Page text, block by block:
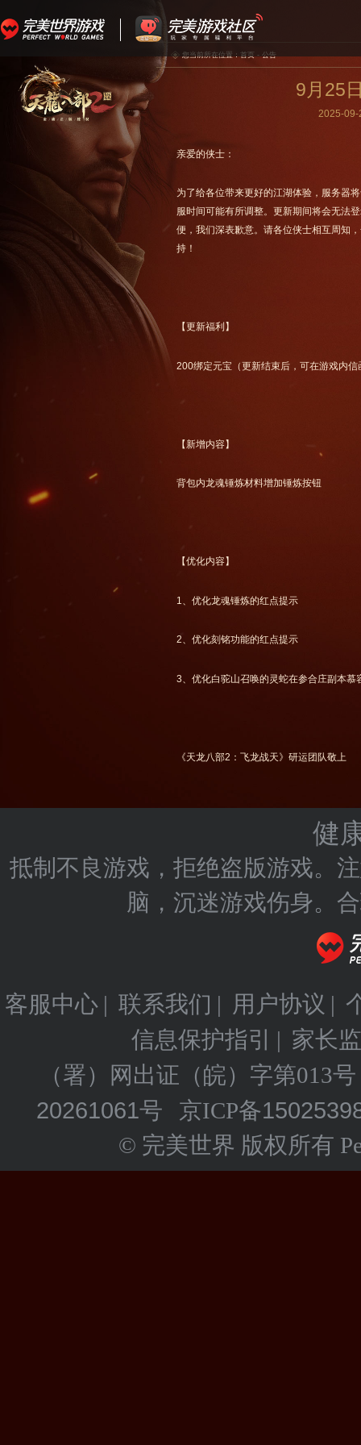
您当前所在位置：首页 -公告
9月25
2025-09-
亲爱的侠士：
为了给各位带来更好的江湖体验，服务器
服时间可能有所调整。更新期间将会无法
便，我们深表歉意。请各位侠士相互周知
持！
【更新福利】
200绑定元宝（更新结束后，可在游戏内信
【新增内容】
背包内龙魂锤炼材料增加锤炼按钮
【优化内容】
1、优化龙魂锤炼的红点提示
2、优化刻铭功能的红点提示
3、优化白驼山召唤的灵蛇在参合庄副本
《天龙八部2：飞龙战天》研运团队敬上
健
抵制不良游戏，拒绝盗版游戏。
脑，沉迷游戏伤身。
客服中心 | 联系我们 | 用户协议 |
信息保护指引 | 家长
（署）网出证（皖）字第013号
20261061号 京ICP备
© 完美世界 版权所有